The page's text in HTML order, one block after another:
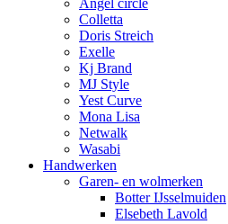
Angel circle
Colletta
Doris Streich
Exelle
Kj Brand
MJ Style
Yest Curve
Mona Lisa
Netwalk
Wasabi
Handwerken
Garen- en wolmerken
Botter IJsselmuiden
Elsebeth Lavold